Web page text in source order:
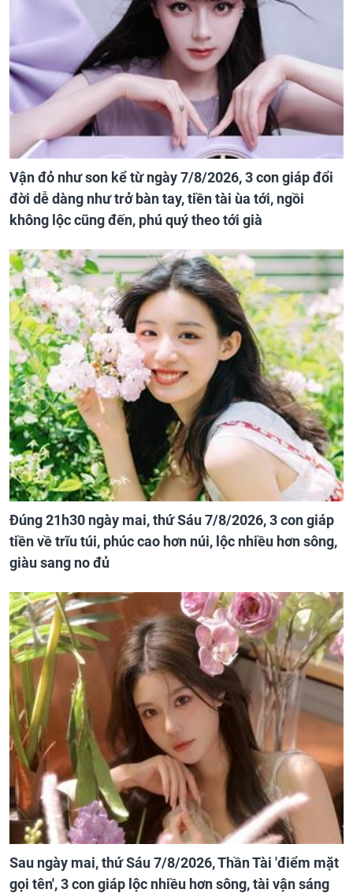
Vận đỏ như son kể từ ngày 7/8/2026, 3 con giáp đổi
đời dễ dàng như trở bàn tay, tiền tài ùa tới, ngồi
không lộc cũng đến, phú quý theo tới già
Đúng 21h30 ngày mai, thứ Sáu 7/8/2026, 3 con giáp
tiền về trĩu túi, phúc cao hơn núi, lộc nhiều hơn sông,
giàu sang no đủ
Sau ngày mai, thứ Sáu 7/8/2026, Thần Tài 'điểm mặt
gọi tên', 3 con giáp lộc nhiều hơn sông, tài vận sáng